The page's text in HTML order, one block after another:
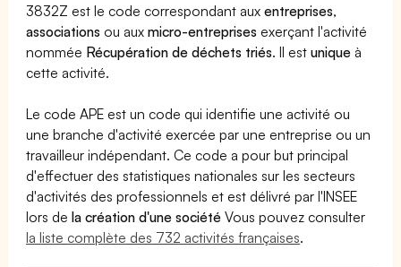
3832Z est le code correspondant auxentreprises,
associations ou auxmicro-entreprises exerçant l'activité
nommée Récupération de déchets triés. Il estunique à
cette activité.
Le code APE est un code qui identifie une activité ou
une branche d'activité exercée par une entreprise ou un
travailleur indépendant. Ce code a pour but principal
d'effectuer des statistiques nationales sur les secteurs
d'activités des professionnels et est délivré par l'INSEE
lors dela création d'une société Vous pouvez consulter
la liste complète des 732 activités françaises.